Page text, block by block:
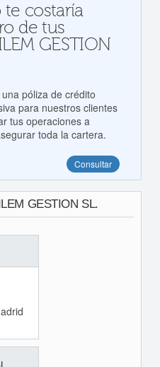
costaría
de tus
GESTION
póliza de crédito
para nuestros clientes
tus operaciones a
toda la cartera.
Consultar
GESTION SL.